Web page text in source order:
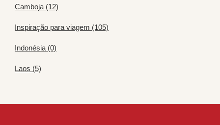
Camboja (12)
Inspiração para viagem (105)
Indonésia (0)
Laos (5)